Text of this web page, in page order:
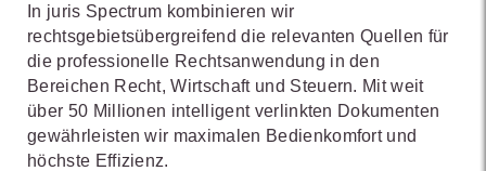
In juris Spectrum kombinieren wir
rechtsgebietsübergreifend die relevanten Quellen für
die professionelle Rechtsanwendung in den
Bereichen Recht, Wirtschaft und Steuern. Mit weit
über 50 Millionen intelligent verlinkten Dokumenten
gewährleisten wir maximalen Bedienkomfort und
höchste Effizienz.